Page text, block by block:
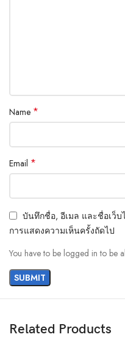
Materials
We’ve been working on
and compost when you’re
find the same great material in
Our bioplastic is verified to
(EN13432) standards for
in the city compost bin when
Brooklyn
Name *
Email *
บันทึกชื่อ, อีเมล และชื่อเว็
การแสดงความเห็นครั้งถัดไป
You have to be logged in to be
Related Products